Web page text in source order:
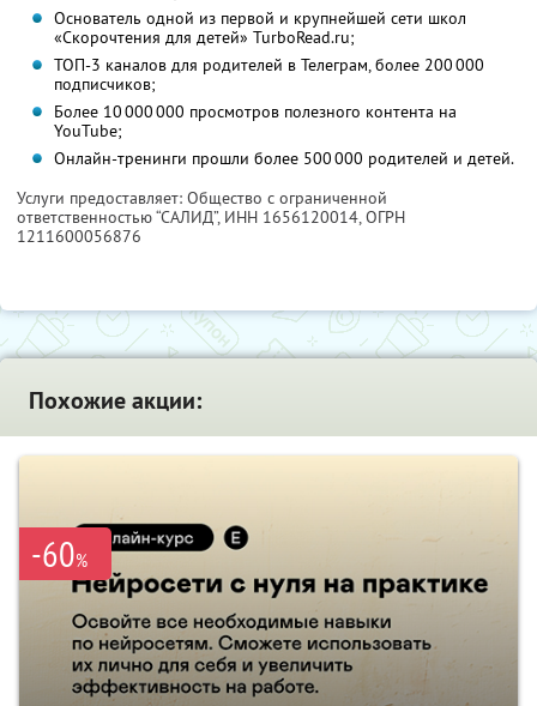
Основатель одной из первой и крупнейшей сети школ
«Скорочтения для детей» TurboRead.ru;
ТОП-3 каналов для родителей в Телеграм, более 200 000
подписчиков;
Более 10 000 000 просмотров полезного контента на
YouTube;
Онлайн-тренинги прошли более 500 000 родителей и детей.
Услуги предоставляет: Общество с ограниченной
ответственностью “САЛИД”, ИНН 1656120014, ОГРН
1211600056876
Похожие акции:
-60%